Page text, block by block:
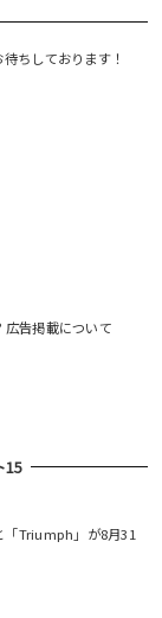
ちしております！
告掲載について
15
「Triumph」が8月31